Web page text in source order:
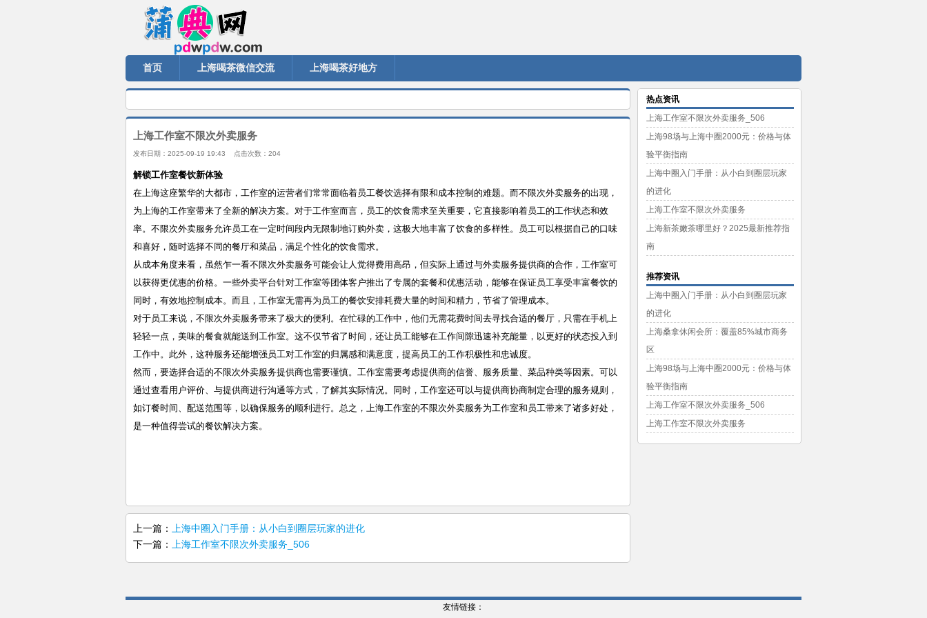
首页 上海喝茶微信交流 上海喝茶好地方
上海工作室不限次外卖服务
发布日期：2025-09-19 19:43 点击次数：204
解锁工作室餐饮新体验
在上海这座繁华的大都市，工作室的运营者们常常面临着员工餐饮选择有限和成本控制的难题。而不限次外卖服务的出现，
为上海的工作室带来了全新的解决方案。对于工作室而言，员工的饮食需求至关重要，它直接影响着员工的工作状态和效
率。不限次外卖服务允许员工在一定时间段内无限制地订购外卖，这极大地丰富了饮食的多样性。员工可以根据自己的口味
和喜好，随时选择不同的餐厅和菜品，满足个性化的饮食需求。
从成本角度来看，虽然乍一看不限次外卖服务可能会让人觉得费用高昂，但实际上通过与外卖服务提供商的合作，工作室可
以获得更优惠的价格。一些外卖平台针对工作室等团体客户推出了专属的套餐和优惠活动，能够在保证员工享受丰富餐饮的
同时，有效地控制成本。而且，工作室无需再为员工的餐饮安排耗费大量的时间和精力，节省了管理成本。
对于员工来说，不限次外卖服务带来了极大的便利。在忙碌的工作中，他们无需花费时间去寻找合适的餐厅，只需在手机上
轻轻一点，美味的餐食就能送到工作室。这不仅节省了时间，还让员工能够在工作间隙迅速补充能量，以更好的状态投入到
工作中。此外，这种服务还能增强员工对工作室的归属感和满意度，提高员工的工作积极性和忠诚度。
然而，要选择合适的不限次外卖服务提供商也需要谨慎。工作室需要考虑提供商的信誉、服务质量、菜品种类等因素。可以
通过查看用户评价、与提供商进行沟通等方式，了解其实际情况。同时，工作室还可以与提供商协商制定合理的服务规则，
如订餐时间、配送范围等，以确保服务的顺利进行。总之，上海工作室的不限次外卖服务为工作室和员工带来了诸多好处，
是一种值得尝试的餐饮解决方案。
上一篇：
上海中圈入门手册：从小白到圈层玩家的进化
下一篇：
上海工作室不限次外卖服务_506
热点资讯
上海工作室不限次外卖服务_506
上海98场与上海中圈2000元：价格与体
验平衡指南
上海中圈入门手册：从小白到圈层玩家
的进化
上海工作室不限次外卖服务
上海新茶嫩茶哪里好？2025最新推荐指
南
推荐资讯
上海中圈入门手册：从小白到圈层玩家
的进化
上海桑拿休闲会所：覆盖85%城市商务
区
上海98场与上海中圈2000元：价格与体
验平衡指南
上海工作室不限次外卖服务_506
上海工作室不限次外卖服务
友情链接：